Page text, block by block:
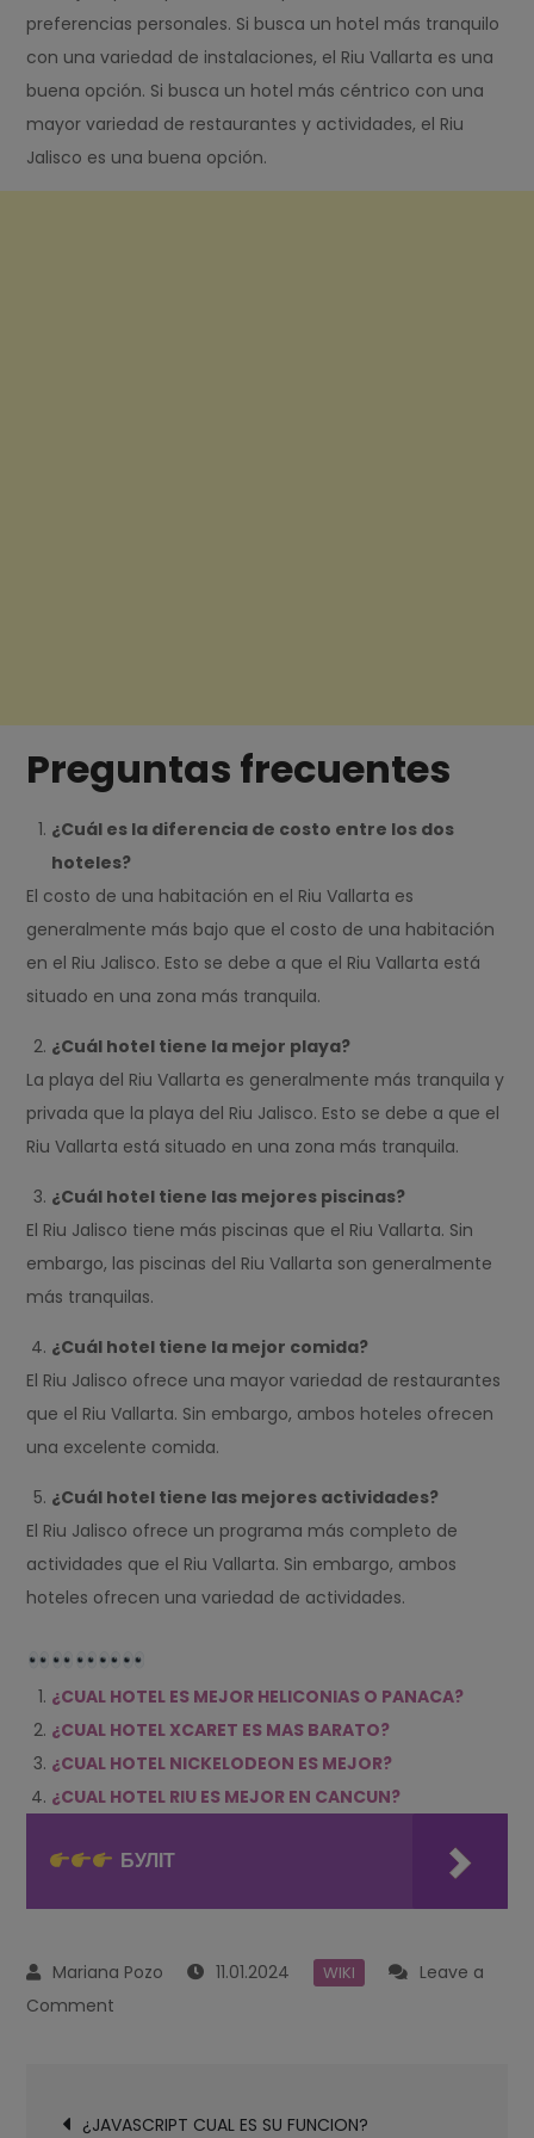
preferencias personales. Si busca un hotel más tranquilo
con una variedad de instalaciones, el Riu Vallarta es una
buena opción. Si busca un hotel más céntrico con una
mayor variedad de restaurantes y actividades, el Riu
Jalisco es una buena opción.
Preguntas frecuentes
¿Cuál es la diferencia de costo entre los dos
hoteles?
El costo de una habitación en el Riu Vallarta es
generalmente más bajo que el costo de una habitación
en el Riu Jalisco. Esto se debe a que el Riu Vallarta está
situado en una zona más tranquila.
¿Cuál hotel tiene la mejor playa?
La playa del Riu Vallarta es generalmente más tranquila y
privada que la playa del Riu Jalisco. Esto se debe a que el
Riu Vallarta está situado en una zona más tranquila.
¿Cuál hotel tiene las mejores piscinas?
El Riu Jalisco tiene más piscinas que el Riu Vallarta. Sin
embargo, las piscinas del Riu Vallarta son generalmente
más tranquilas.
¿Cuál hotel tiene la mejor comida?
El Riu Jalisco ofrece una mayor variedad de restaurantes
que el Riu Vallarta. Sin embargo, ambos hoteles ofrecen
una excelente comida.
¿Cuál hotel tiene las mejores actividades?
El Riu Jalisco ofrece un programa más completo de
actividades que el Riu Vallarta. Sin embargo, ambos
hoteles ofrecen una variedad de actividades.
¿CUAL HOTEL ES MEJOR HELICONIAS O PANACA?
¿CUAL HOTEL XCARET ES MAS BARATO?
¿CUAL HOTEL NICKELODEON ES MEJOR?
¿CUAL HOTEL RIU ES MEJOR EN CANCUN?
БУЛІТ
11.01.2024 WIKI
Leave a
Comment
¿JAVASCRIPT CUAL ES SU FUNCION?